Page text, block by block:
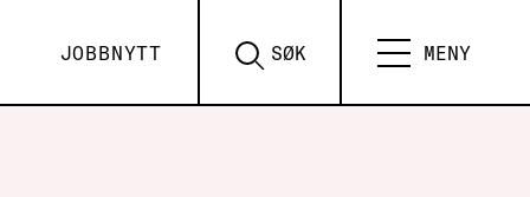
JOBBNYTT SØK MENY